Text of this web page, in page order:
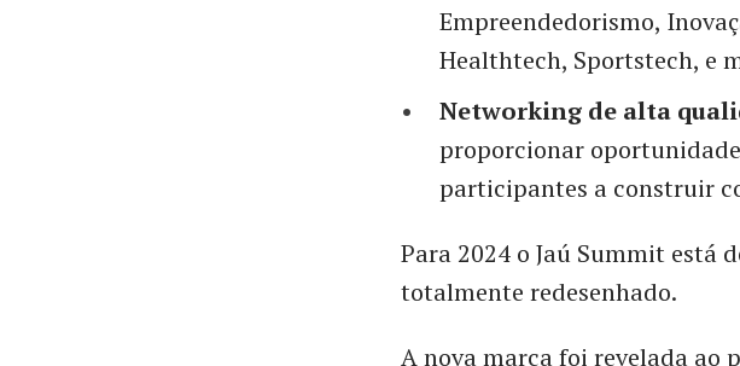
Empreendedorismo,
Healthtech, Sportstech, e
Networking de alta
proporcionar
participantes a construir
Para 2024 o Jaú Summit está
totalmente redesenhado.
A nova marca foi revelada ao